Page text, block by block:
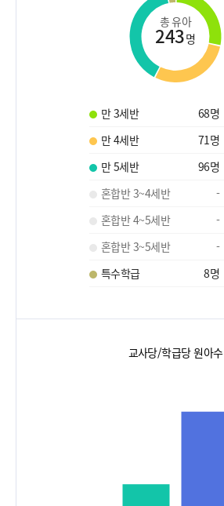
총 유아
243명
만 3세반 68명
만 4세반
71명
만 5세반
96명
혼합반 3~4세반
-
혼합반 4~5세반
-
혼합반 3~5세반
-
특수학급
8명
교사당/학급당 원아수